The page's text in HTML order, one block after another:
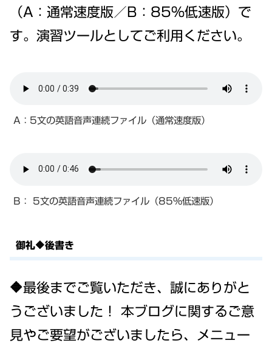
（A：通常速度版／B：85%低速版）で
す。演習ツールとしてご利用ください。
A：5文の英語音声連続ファイル（通常速度版）
B： 5文の英語音声連続ファイル（85%低速版）
御礼🔶後書き
🔶最後までご覧いただき、誠にありがと
うございました！ 本ブログに関するご意
見やご要望がございましたら、メニュー